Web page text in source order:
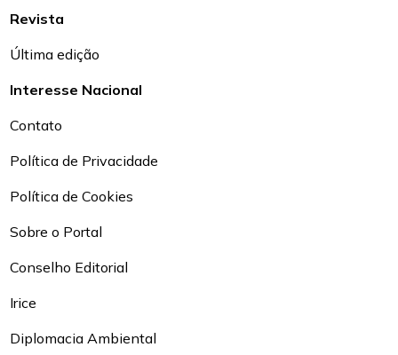
Revista
Última edição
Interesse Nacional
Contato
Política de Privacidade
Política de Cookies
Sobre o Portal
Conselho Editorial
Irice
Diplomacia Ambiental